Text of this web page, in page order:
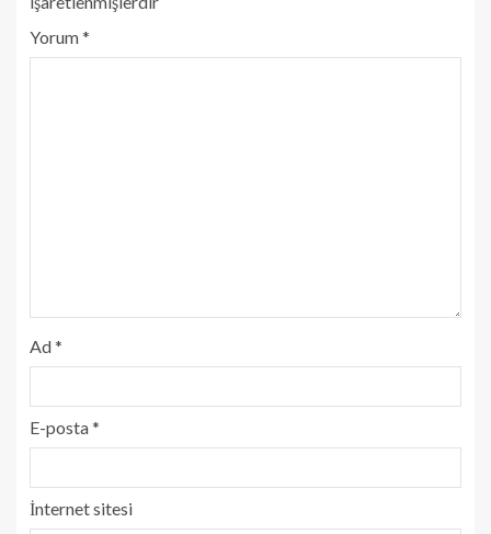
Yorum*
Ad*
E-posta*
İnternet sitesi